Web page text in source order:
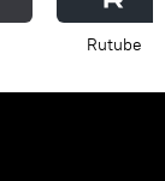
Rutube